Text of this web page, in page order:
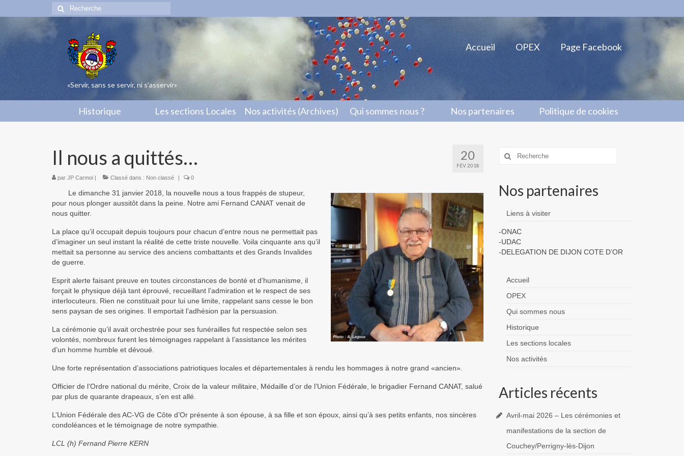
Rechercher
:
«Servir, sans se servir, ni s’asservir»
Accueil OPEX Page Facebook
Historique Les sections Locales Nos activités (Archives) Qui sommes nous ? Nos partenaires Politique de cookies
20
FÉV 2018
Il nous a quittés…
par JP Carmoi | Classé dans : Non classé | 0
Le dimanche 31 janvier 2018, la nouvelle nous a tous frappés de stupeur,
pour nous plonger aussitôt dans la peine. Notre ami Fernand CANAT venait de
nous quitter.
La place qu’il occupait depuis toujours pour chacun d’entre nous ne permettait pas
d’imaginer un seul instant la réalité de cette triste nouvelle. Voila cinquante ans qu’il
mettait sa personne au service des anciens combattants et des Grands Invalides
de guerre.
Esprit alerte faisant preuve en toutes circonstances de bonté et d’humanisme, il
forçait le physique déjà tant éprouvé, recueillant l’admiration et le respect de ses
interlocuteurs. Rien ne constituait pour lui une limite, rappelant sans cesse le bon
sens paysan de ses origines. Il emportait l’adhésion par la persuasion.
La cérémonie qu’il avait orchestrée pour ses funérailles fut respectée selon ses
volontés, nombreux furent les témoignages rappelant à l’assistance les mérites
d’un homme humble et dévoué.
Une forte représentation d’associations patriotiques locales et départementales à rendu les hommages à notre grand «ancien».
Officier de l’Ordre national du mérite, Croix de la valeur militaire, Médaille d’or de l’Union Fédérale, le brigadier Fernand CANAT, salué
par plus de quarante drapeaux, s’en est allé.
L’Union Fédérale des AC-VG de Côte d’Or présente à son épouse, à sa fille et son époux, ainsi qu’à ses petits enfants, nos sincères
condoléances et le témoignage de notre sympathie.
LCL (h) Fernand Pierre KERN
Rechercher
Nos partenaires
Liens à visiter
-ONAC
-UDAC
-DELEGATION DE DIJON COTE D’OR
Accueil
OPEX
Qui sommes nous
Historique
Les sections locales
Nos activités
Articles récents
Avril-mai 2026 – Les cérémonies et
manifestations de la section de
Couchey/Perrigny-lès-Dijon